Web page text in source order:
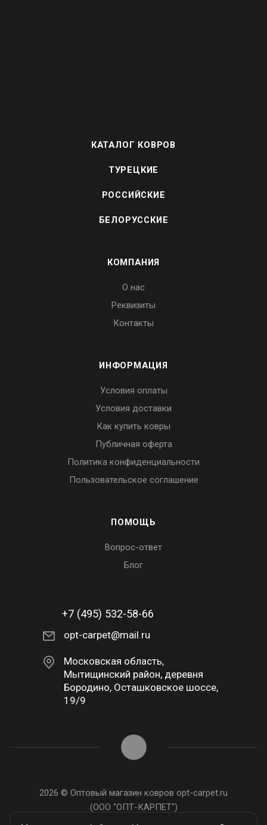
КАТАЛОГ КОВРОВ
ТУРЕЦКИЕ
РОССИЙСКИЕ
БЕЛОРУССКИЕ
КОМПАНИЯ
О нас
Реквизиты
Контакты
ИНФОРМАЦИЯ
Условия оплаты
Условия доставки
Как купить ковры
Публичная оферта
Политика конфиденциальности
Пользовательское соглашение
ПОМОЩЬ
Вопрос-ответ
Блог
+7 (495) 532-58-66
opt-carpet@mail.ru
Московская область,
Мытищинский район, деревня
Бородино, Осташковское шоссе,
19/9
2026 © Оптовый магазин ковров opt-carpet.ru
(ООО "ОПТ-КАРПЕТ")
ИНН: 7743907105